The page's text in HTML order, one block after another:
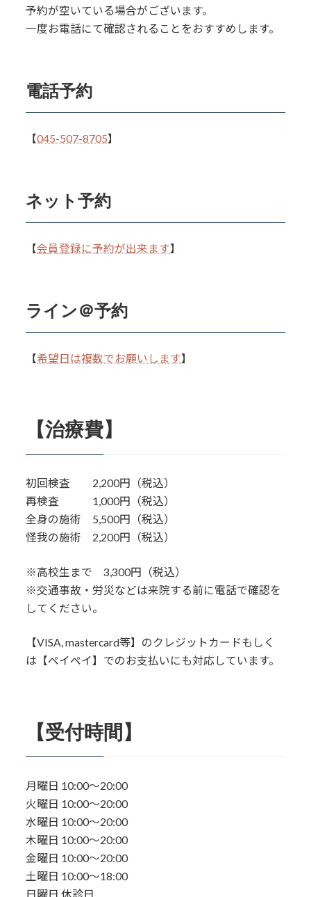
予約が空いている場合がございます。
一度お電話にて確認されることをおすすめします。
電話予約
【045-507-8705】
ネット予約
【会員登録に予約が出来ます】
ライン＠予約
【希望日は複数でお願いします】
【治療費】
初回検査 2,200円（税込）
再検査 1,000円（税込）
全身の施術 5,500円（税込）
怪我の施術 2,200円（税込）
※高校生まで 3,300円（税込）
※交通事故・労災などは来院する前に電話で確認を
してください。
【VISA, mastercard等】のクレジットカードもしく
は【ペイペイ】でのお支払いにも対応しています。
【受付時間】
月曜日 10:00〜20:00
火曜日 10:00〜20:00
水曜日 10:00〜20:00
木曜日 10:00〜20:00
金曜日 10:00〜20:00
土曜日 10:00〜18:00
日曜日 休診日